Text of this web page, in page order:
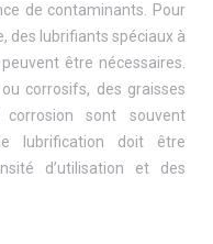
de contaminants. Pour
des lubrifiants spéciaux à
être nécessaires.
corrosifs, des graisses
sont souvent
lubrification doit être
d’utilisation et des